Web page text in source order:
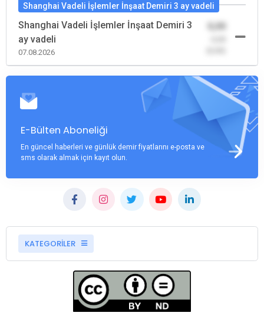
Shanghai Vadeli İşlemler İnşaat Demiri 3 ay vadeli
Shanghai Vadeli İşlemler İnşaat Demiri 3
ay vadeli
07.08.2026
E-Bülten Aboneliği
En güncel haberleri ve günlük demir fiyatlarını e-posta ve
sms olarak almak için kayıt olun.
KATEGORİLER